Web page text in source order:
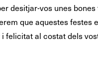
desitjar-vos unes
que aquestes festes
i felicitat al costat dels